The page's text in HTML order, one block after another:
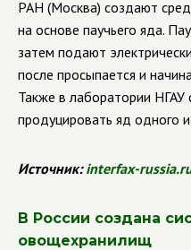
РАН (Москва) создают
на основе паучьего яда.
затем подают
после просыпается и
Также в лаборатории
продуцировать яд одного
Источник:interfax-russia.
В России создана
овощехранилищ